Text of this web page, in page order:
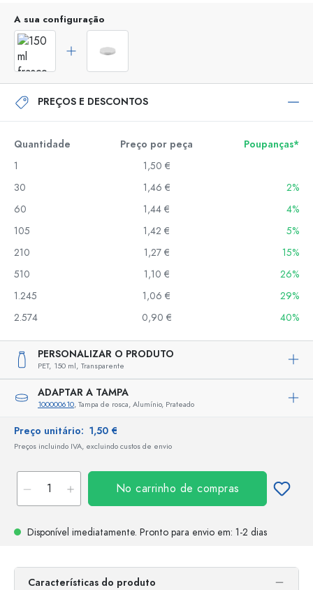
A sua configuração
PREÇOS E DESCONTOS
Quantidade Preço por peça
Poupanças*
1
1,50 €
30
1,46 €
2%
60
1,44 €
4%
105
1,42 €
5%
210
1,27 €
15%
510
1,10 €
26%
1.245
1,06 €
29%
2.574
0,90 € 40%
PERSONALIZAR O PRODUTO
PET, 150 ml, Transparente
ADAPTAR A TAMPA
100000610, Tampa de rosca, Alumínio, Prateado
Preço unitário: 1,50 €
Preços incluindo IVA, excluindo custos de envio
No carrinho de compras
Disponível imediatamente. Pronto para envio em: 1-2 dias
Características do produto